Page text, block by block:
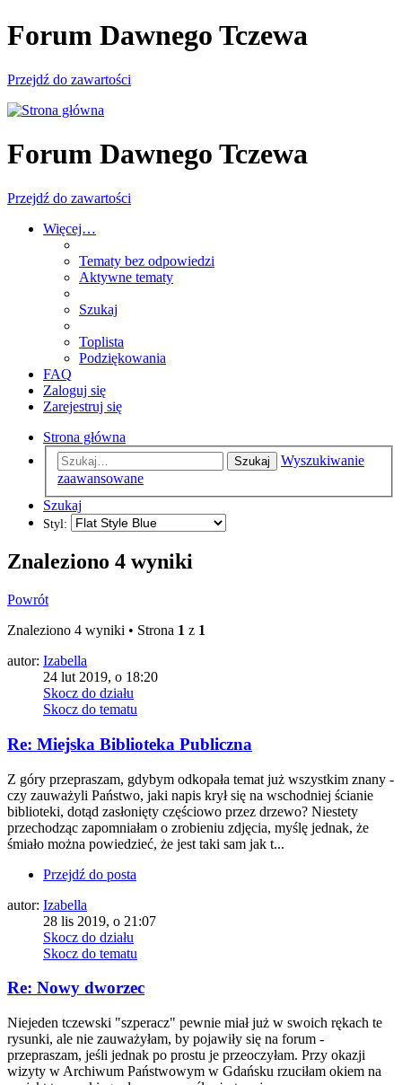
Forum Dawnego Tczewa
Przejdź do zawartości
Forum Dawnego Tczewa
Przejdź do zawartości
Więcej…
Tematy bez odpowiedzi
Aktywne tematy
Szukaj
Toplista
Podziękowania
FAQ
Zaloguj się
Zarejestruj się
Strona główna
Szukaj
Wyszukiwanie
zaawansowane
Szukaj
Styl:
Znaleziono 4 wyniki
Powrót
Znaleziono 4 wyniki • Strona 1 z 1
autor: Izabella
24 lut 2019, o 18:20
Skocz do działu
Skocz do tematu
Re: Miejska Biblioteka Publiczna
Z góry przepraszam, gdybym odkopała temat już wszystkim znany -
czy zauważyli Państwo, jaki napis krył się na wschodniej ścianie
biblioteki, dotąd zasłonięty częściowo przez drzewo? Niestety
przechodząc zapomniałam o zrobieniu zdjęcia, myślę jednak, że
śmiało można powiedzieć, że jest taki sam jak t...
Przejdź do posta
autor: Izabella
28 lis 2019, o 21:07
Skocz do działu
Skocz do tematu
Re: Nowy dworzec
Niejeden tczewski "szperacz" pewnie miał już w swoich rękach te
rysunki, ale nie zauważyłam, by pojawiły się na forum -
przepraszam, jeśli jednak po prostu je przeoczyłam. Przy okazji
wizyty w Archiwum Państwowym w Gdańsku rzuciłam okiem na